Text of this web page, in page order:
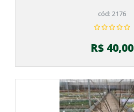
cód: 2176
R$ 40,00